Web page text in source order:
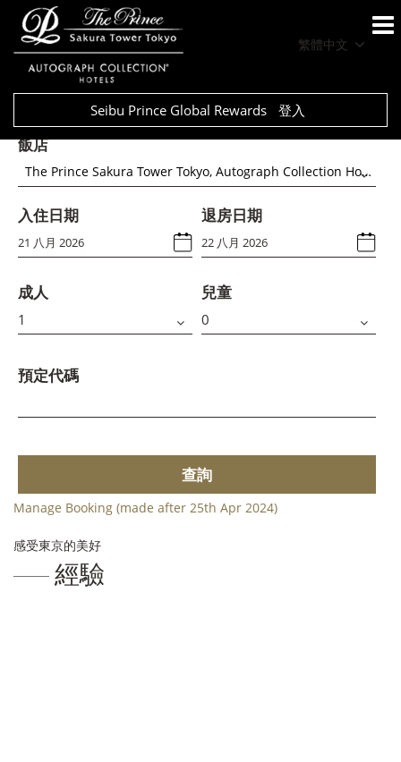
繁體中文
Seibu Prince Global Rewards 登入
飯店
The Prince Sakura Tower Tokyo, Autograph Collection Hotels
入住日期 退房日期
成人 兒童
預定代碼
查詢
Manage Booking (made after 25th Apr 2024)
感受東京的美好
經驗